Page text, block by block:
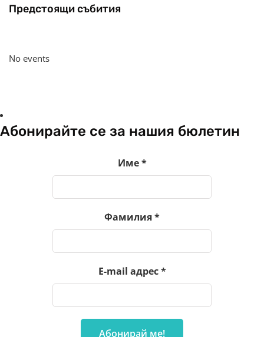
Предстоящи събития
No events
Абонирайте се за нашия бюлетин
Име*
Фамилия*
E-mail адрес*